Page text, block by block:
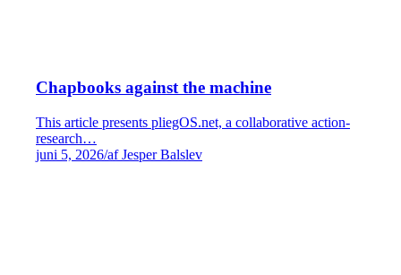
Chapbooks against the machine
This article presents pliegOS.net, a collaborative action-
research…
juni 5, 2026/af Jesper Balslev